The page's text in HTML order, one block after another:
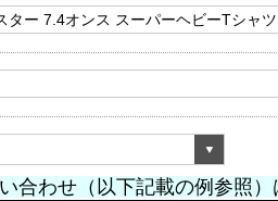
合わせ（以下記載の例参照）